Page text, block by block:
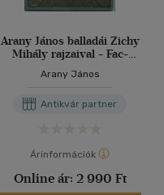
Arany János balladái Zichy
Mihály rajzaival - Fac-
Arany János
Antikvár partner
Árinformációk
Online ár: 2 990 Ft